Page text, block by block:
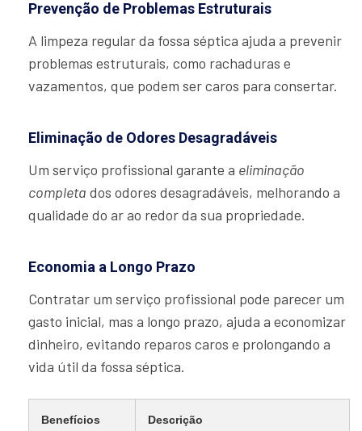
Prevenção de Problemas Estruturais
A limpeza regular da fossa séptica ajuda a prevenir
problemas estruturais, como rachaduras e
vazamentos, que podem ser caros para consertar.
Eliminação de Odores Desagradáveis
Um serviço profissional garante a eliminação
completa dos odores desagradáveis, melhorando a
qualidade do ar ao redor da sua propriedade.
Economia a Longo Prazo
Contratar um serviço profissional pode parecer um
gasto inicial, mas a longo prazo, ajuda a economizar
dinheiro, evitando reparos caros e prolongando a
vida útil da fossa séptica.
Benefícios Descrição